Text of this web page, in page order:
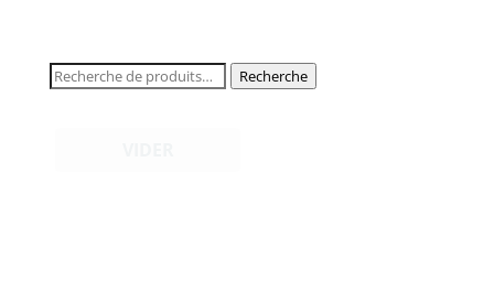
Recherche
Recherche